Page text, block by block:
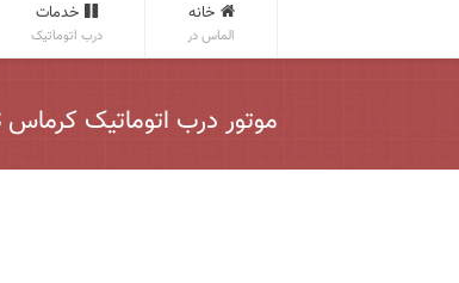
خانه
الماس در
خدمات
درب اتوماتیک
موتور درب اتوماتیک کرماس KORMAS